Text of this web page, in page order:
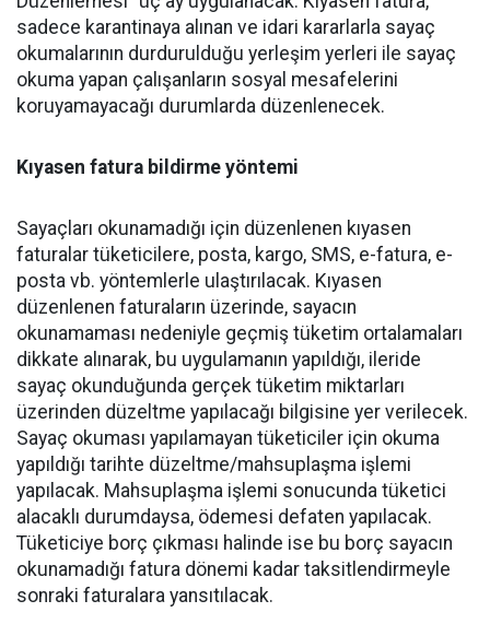
sadece karantinaya alınan ve idari kararlarla sayaç
okumalarının durdurulduğu yerleşim yerleri ile sayaç
okuma yapan çalışanların sosyal mesafelerini
koruyamayacağı durumlarda düzenlenecek.
Kıyasen fatura bildirme yöntemi
Sayaçları okunamadığı için düzenlenen kıyasen
faturalar tüketicilere, posta, kargo, SMS, e-fatura, e-
posta vb. yöntemlerle ulaştırılacak. Kıyasen
düzenlenen faturaların üzerinde, sayacın
okunamaması nedeniyle geçmiş tüketim ortalamaları
dikkate alınarak, bu uygulamanın yapıldığı, ileride
sayaç okunduğunda gerçek tüketim miktarları
üzerinden düzeltme yapılacağı bilgisine yer verilecek.
Sayaç okuması yapılamayan tüketiciler için okuma
yapıldığı tarihte düzeltme/mahsuplaşma işlemi
yapılacak. Mahsuplaşma işlemi sonucunda tüketici
alacaklı durumdaysa, ödemesi defaten yapılacak.
Tüketiciye borç çıkması halinde ise bu borç sayacın
okunamadığı fatura dönemi kadar taksitlendirmeyle
sonraki faturalara yansıtılacak.